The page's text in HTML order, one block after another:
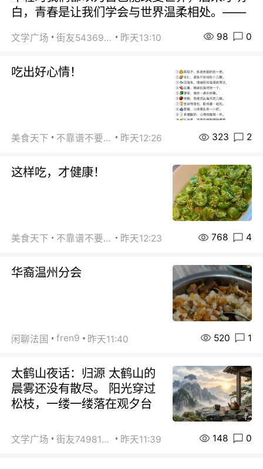
白，青春是让我们学会与世界温柔相处。——
文学广场 街友54369822 昨天13:10 98 0
吃出好心情！
美食天下 不靠谱不要联系 昨天12:26 323 2
这样吃，才健康！
美食天下 不靠谱不要联系 昨天12:23 768 4
华裔温州分会
闲聊法国 fren9 昨天11:40 520 1
太鹤山夜话：归源 太鹤山的
晨雾还没有散尽。 阳光穿过
松枝，一缕一缕落在观夕台
文学广场 街友74981146 昨天11:39 148 0